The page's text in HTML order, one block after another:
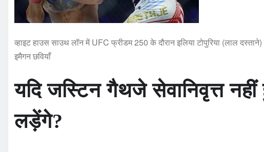
व्हाइट हाउस साउथ लॉन में UFC फ्रीडम 250 के दौरान इलिया टोपुरिया (लाल
इमैगन छवियाँ
यदि जस्टिन गैथजे सेवानिवृत्त
लड़ेंगे?